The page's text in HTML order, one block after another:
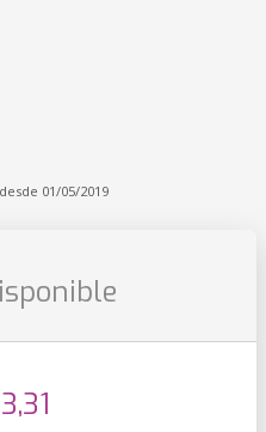
01/05/2019